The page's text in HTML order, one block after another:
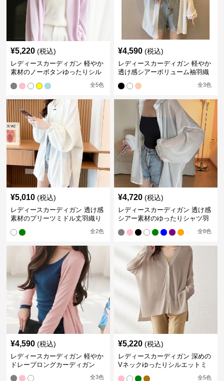
¥5,220 (税込)
レディースカーディガン 軽やか
素材のノーボタンゆったりシル
全5色
¥4,590 (税込)
レディースカーディガン 軽やか
透け感シアーボリューム袖羽織
全3色
¥5,010 (税込)
レディースカーディガン 透け感
素材のプリーツミドル丈羽織り
全2色
¥4,720 (税込)
レディースカーディガン 透け感
シアー素材のゆったりシャツ羽
全8色
¥4,590 (税込)
レディースカーディガン 軽やか
ドレープロングカーディガン
全3色
¥5,220 (税込)
レディースカーディガン 深めの
Vネックゆったりシルエットミ
全5色